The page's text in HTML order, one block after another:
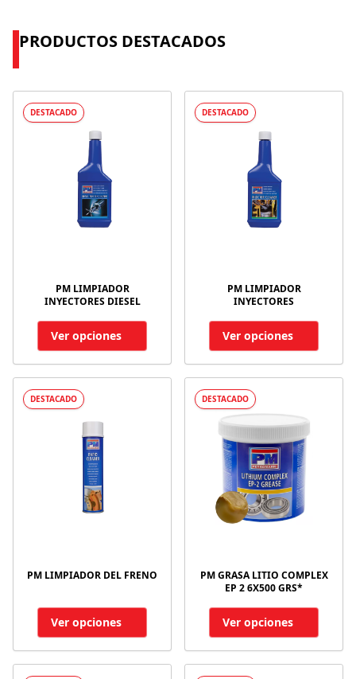
PRODUCTOS DESTACADOS
DESTACADO
PM LIMPIADOR
INYECTORES DIESEL
Ver opciones
DESTACADO
PM LIMPIADOR
INYECTORES
Ver opciones
DESTACADO
PM LIMPIADOR DEL FRENO
Ver opciones
DESTACADO
PM GRASA LITIO COMPLEX
EP 2 6X500 GRS*
Ver opciones